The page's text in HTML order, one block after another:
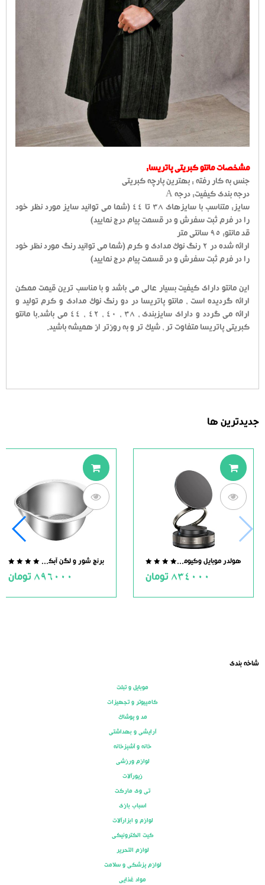
مشخصات مانتو کبریتی پاتریسا:
جنس به کار رفته : بهترین پارچه کبریتی
درجه بندی کیفیت: درجه A
سایز: متناسب با سایزهای 38 تا 44 (شما می توانید سایز مورد نظر خود
را در فرم ثبت سفرش و در قسمت پیام درج نمایید)
قد مانتو: 95 سانتی متر
ارائه شده در 2 رنگ نوک مدادی و کرم (شما می توانید رنگ مورد نظر خود
را در فرم ثبت سفرش و در قسمت پیام درج نمایید)
این مانتو دارای کیفیت بسیار عالی می باشد و با مناسب ترین قیمت ممکن
ارائه گردیده است ، مانتو پاتریسا در دو رنگ نوک مدادی و کرم تولید و
ارائه می گردد و دارای سایزبندی ، 38 ، 40 ، 42 ، 44 می باشد.با مانتو
کبریتی پاتریسا متفاوت تر ، شیک تر و به روزتر از همیشه باشید.
جدیدترین ها
out
5
هولدر موبایل وکیومی مگنت دار
834000 تومان
5
برنج شور و لگن آبکش دار استیل
896000 تومان
شاخه بندی
موبایل و تبلت
کامپیوتر و تجهیزات
مد و پوشاک
آرایشی و بهداشتی
خانه و آشپزخانه
لوازم ورزشی
زیورآلات
تی وی مارکت
اسباب بازی
لوازم و ابزارآلات
کیت الکترونیکی
لوازم التحریر
لوازم پزشکی و سلامت
مواد غذایی